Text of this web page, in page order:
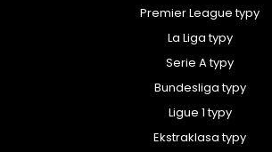
Premier League typy
La Liga typy
Serie A typy
Bundesliga typy
Ligue 1 typy
Ekstraklasa typy